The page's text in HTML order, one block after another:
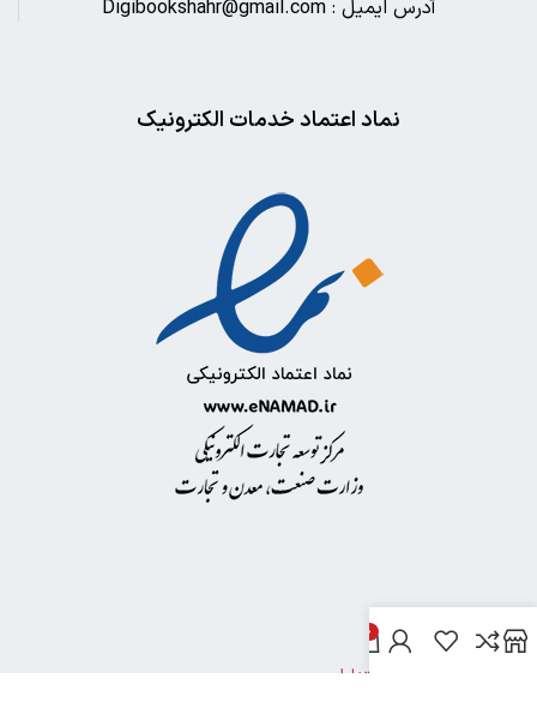
آدرس ایمیل : Digibookshahr@gmail.com
نماد اعتماد خدمات الکترونیک
خدمات مشتریان
پاسخ به پرسش‌های متداول
0